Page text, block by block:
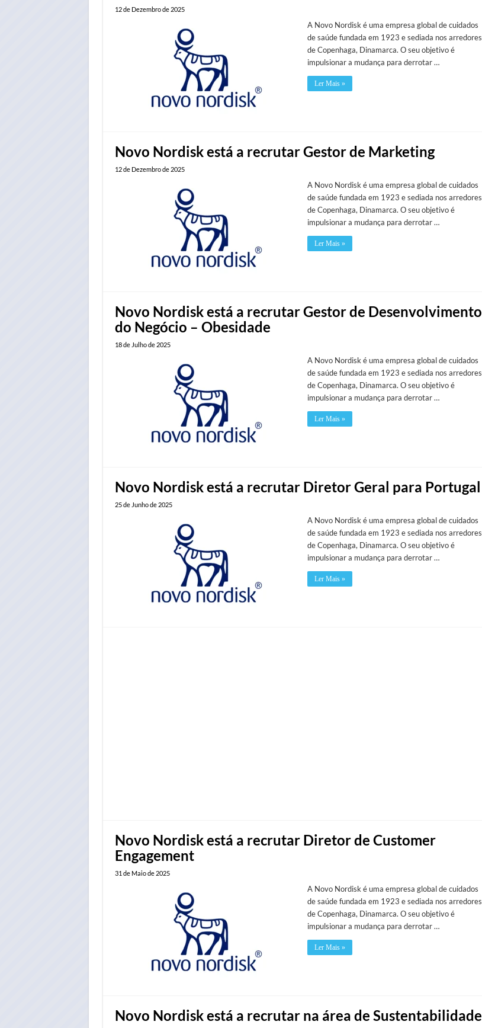
12 de Dezembro de 2025
A Novo Nordisk é uma empresa global de cuidados
de saúde fundada em 1923 e sediada nos arredores
de Copenhaga, Dinamarca. O seu objetivo é
impulsionar a mudança para derrotar …
Ler Mais »
Novo Nordisk está a recrutar Gestor de Marketing
12 de Dezembro de 2025
A Novo Nordisk é uma empresa global de cuidados
de saúde fundada em 1923 e sediada nos arredores
de Copenhaga, Dinamarca. O seu objetivo é
impulsionar a mudança para derrotar …
Ler Mais »
Novo Nordisk está a recrutar Gestor de Desenvolvimento
do Negócio – Obesidade
18 de Julho de 2025
A Novo Nordisk é uma empresa global de cuidados
de saúde fundada em 1923 e sediada nos arredores
de Copenhaga, Dinamarca. O seu objetivo é
impulsionar a mudança para derrotar …
Ler Mais »
Novo Nordisk está a recrutar Diretor Geral para Portugal
25 de Junho de 2025
A Novo Nordisk é uma empresa global de cuidados
de saúde fundada em 1923 e sediada nos arredores
de Copenhaga, Dinamarca. O seu objetivo é
impulsionar a mudança para derrotar …
Ler Mais »
Novo Nordisk está a recrutar Diretor de Customer
Engagement
31 de Maio de 2025
A Novo Nordisk é uma empresa global de cuidados
de saúde fundada em 1923 e sediada nos arredores
de Copenhaga, Dinamarca. O seu objetivo é
impulsionar a mudança para derrotar …
Ler Mais »
Novo Nordisk está a recrutar na área de Sustentabilidade